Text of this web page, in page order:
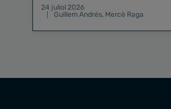
24 juliol 2026
Guillem Andrés, Mercè Raga